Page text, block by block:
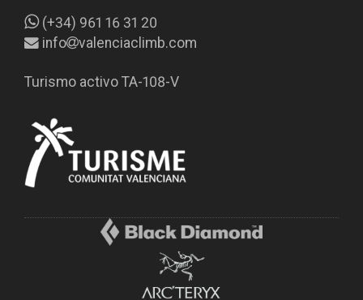
(+34) 961 16 31 20
info
valenciaclimb.com
Turismo activo TA-108-V